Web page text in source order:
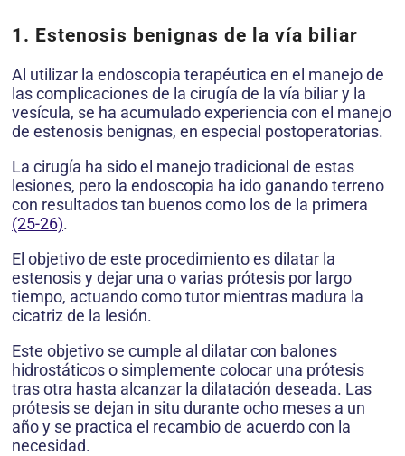
1. Estenosis benignas de la vía biliar
Al utilizar la endoscopia terapéutica en el manejo de
las complicaciones de la cirugía de la vía biliar y la
vesícula, se ha acumulado experiencia con el manejo
de estenosis benignas, en especial postoperatorias.
La cirugía ha sido el manejo tradicional de estas
lesiones, pero la endoscopia ha ido ganando terreno
con resultados tan buenos como los de la primera
(25-26).
El objetivo de este procedimiento es dilatar la
estenosis y dejar una o varias prótesis por largo
tiempo, actuando como tutor mientras madura la
cicatriz de la lesión.
Este objetivo se cumple al dilatar con balones
hidrostáticos o simplemente colocar una prótesis
tras otra hasta alcanzar la dilatación deseada. Las
prótesis se dejan in situ durante ocho meses a un
año y se practica el recambio de acuerdo con la
necesidad.